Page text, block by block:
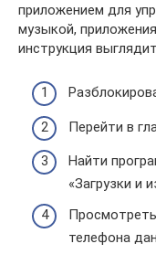
приложением для
музыкой,
инструкция
Перейти в
Найти
«Загрузки и
телефона